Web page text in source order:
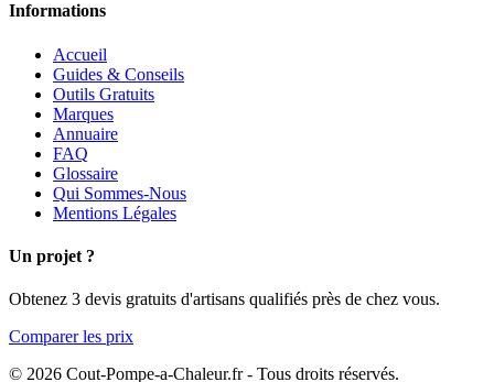
Informations
Accueil
Guides & Conseils
Outils Gratuits
Marques
Annuaire
FAQ
Glossaire
Qui Sommes-Nous
Mentions Légales
Un projet ?
Obtenez 3 devis gratuits d'artisans qualifiés près de chez vous.
Comparer les prix
© 2026 Cout-Pompe-a-Chaleur.fr - Tous droits réservés.